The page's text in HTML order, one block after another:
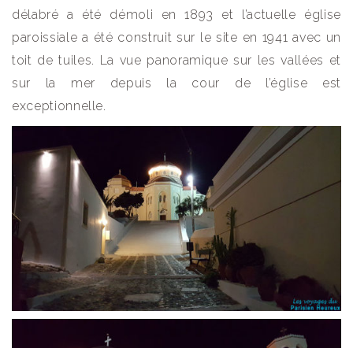
délabré a été démoli en 1893 et ​​l’actuelle église
paroissiale a été construit sur le site en 1941 avec un
toit de tuiles. La vue panoramique sur les vallées et
sur la mer depuis la cour de l’église est
exceptionnelle.